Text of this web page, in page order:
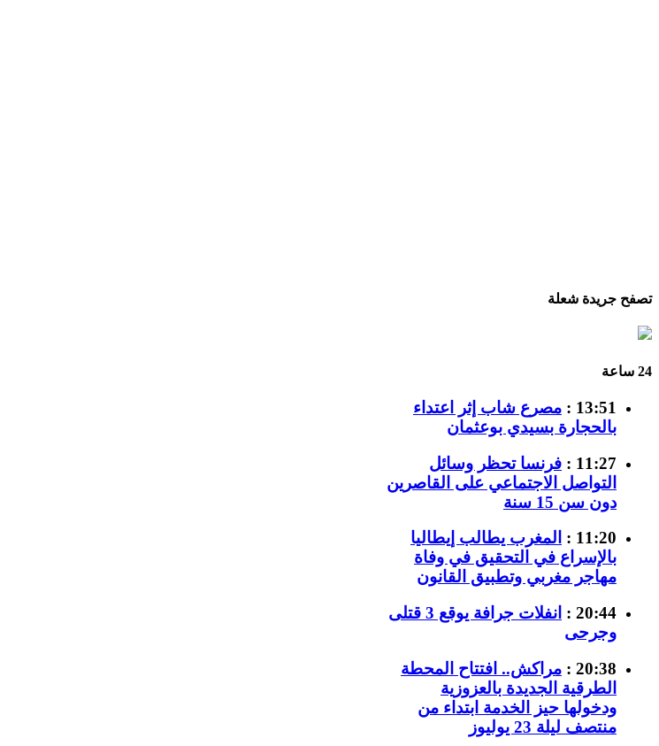
تصفح جريدة شعلة
24 ساعة
13:51 :
مصرع شاب إثر اعتداء
بالحجارة بسيدي بوعثمان
11:27 :
فرنسا تحظر وسائل
التواصل الاجتماعي على القاصرين
دون سن 15 سنة
11:20 :
المغرب يطالب إيطاليا
بالإسراع في التحقيق في وفاة
مهاجر مغربي وتطبيق القانون
20:44 :
انفلات جرافة يوقع 3 قتلى
وجرحى
20:38 :
مراكش.. افتتاح المحطة
الطرقية الجديدة بالعزوزية
ودخولها حيز الخدمة ابتداء من
منتصف ليلة 23 يوليوز